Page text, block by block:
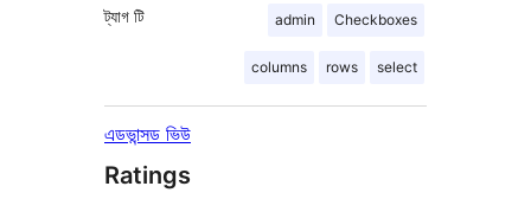
ট্যাগ admin Checkboxes
columns rows select
টি
এডভান্সড ভিউ
Ratings